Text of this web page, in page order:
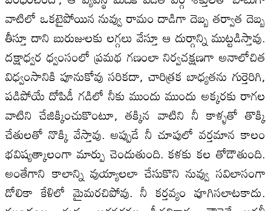
వాటిలో ఒకటైపోయిన నువ్వు రామం దాడిగా దెబ్బ తర్వాత దెబ్బ
తీస్తూ దాని బురుజులకు లగ్గలు వేస్తూ ఆ దుర్గాన్ని ముట్టడిస్తావు.
దక్షాధ్వర ధ్వంసంలో ప్రమథ గణంలా నిర్వచక్షణగా అనాలోచిత
విధ్వంసానికి పూనుకోవు సరికదా, చారిత్రక బాధ్యతను గుర్తెరిగి,
పడిపోయే దోపిడీ గడిలో నీకు ముందు ముందు అక్కరకు రాగల
వాటిని చేజిక్కించుకొంటూ, తక్కిన వాటిని నీ కాళ్ళతో తొక్కి
చేతులతో నొక్కి వేస్తావు. అప్పుడే నీ చూపులో వర్తమాన కాలం
భవిష్యత్కాలంగా మార్పు చెందుతుంది. కళకు కల తోడౌతుంది.
అంతేగాని కాలాన్ని వుయ్యాలలా చేసుకొని నువ్వు సవిలాసంగా
డోలికా కేళిలో మైమరచిపోవు. నీ కర్తవ్యం వూగిసలాటకాదు.